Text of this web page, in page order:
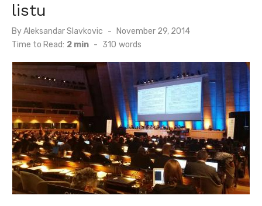
listu
ByAleksandar Slavkovic
Posted
on
November 29, 2014
Time to Read: 2 min - 310 words